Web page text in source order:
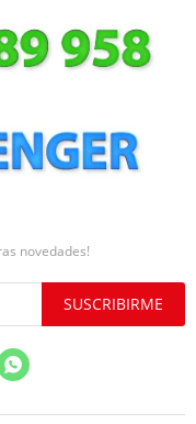
novedades!
SUSCRIBIRME
